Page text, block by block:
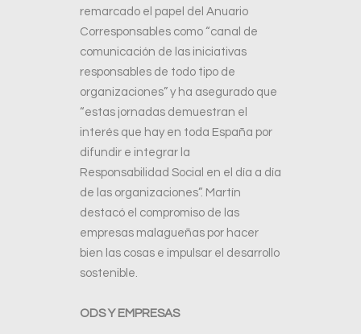
remarcado el papel del Anuario
Corresponsables como “canal de
comunicación de las iniciativas
responsables de todo tipo de
organizaciones” y ha asegurado que
“estas jornadas demuestran el
interés que hay en toda España por
difundir e integrar la
Responsabilidad Social en el día a día
de las organizaciones”. Martín
destacó el compromiso de las
empresas malagueñas por hacer
bien las cosas e impulsar el desarrollo
sostenible.
ODS Y EMPRESAS